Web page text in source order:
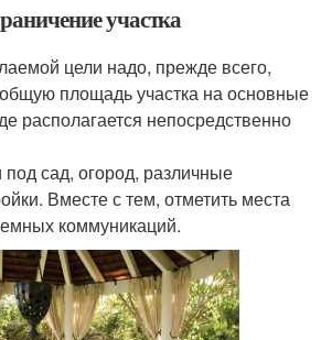
участка
цели надо, прежде всего,
площадь участка на основные
располагается непосредственно
под сад, огород, различные
Вместе с тем, отметить места
коммуникаций.